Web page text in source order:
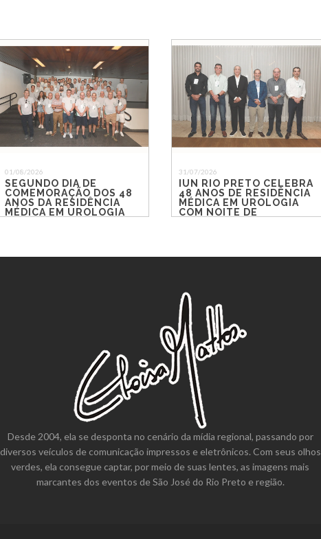
01/08/2026
SEGUNDO DIA DE
COMEMORAÇÃO DOS 48
ANOS DA RESIDÊNCIA
MÉDICA EM UROLOGIA
31/07/2026
IUN RIO PRETO CELEBRA
48 ANOS DE RESIDÊNCIA
MÉDICA EM UROLOGIA
COM NOITE DE
Desde 2004, ela se desponta no cenário da mídia regional, passando por
diversos veículos de comunicação impressos e eletrônicos. Com seus olhos
verdes, ela consegue captar, por meio de suas lentes, as imagens mais
marcantes dos eventos de São José do Rio Preto e região.